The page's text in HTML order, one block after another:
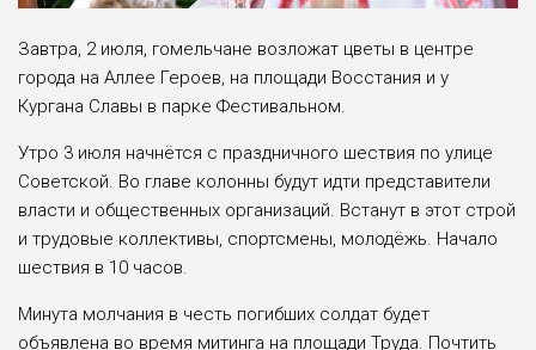
Завтра, 2 июля, гомельчане возложат цветы в центре
города на Аллее Героев, на площади Восстания и у
Кургана Славы в парке Фестивальном.
Утро 3 июля начнётся с праздничного шествия по улице
Советской. Во главе колонны будут идти представители
власти и общественных организаций. Встанут в этот строй
и трудовые коллективы, спортсмены, молодёжь. Начало
шествия в 10 часов.
Минута молчания в честь погибших солдат будет
объявлена во время митинга на площади Труда. Почтить